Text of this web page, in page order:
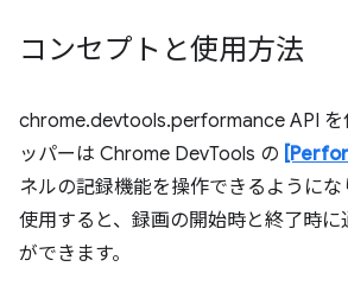
コンセプトと使用方法
chrome.devtools.performance API を
ッパーは Chrome DevTools の
ネルの記録機能を操作できるようにな
使用すると、録画の開始時と終了時に
ができます。